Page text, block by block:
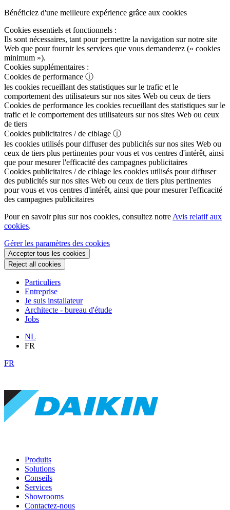
Bénéficiez d'une meilleure expérience grâce aux cookies
Cookies essentiels et fonctionnels :
Ils sont nécessaires, tant pour permettre la navigation sur notre site
Web que pour fournir les services que vous demanderez (« cookies
minimum »).
Cookies supplémentaires :
Cookies de performance ⓘ
les cookies recueillant des statistiques sur le trafic et le
comportement des utilisateurs sur nos sites Web ou ceux de tiers
Cookies de performance les cookies recueillant des statistiques sur le
trafic et le comportement des utilisateurs sur nos sites Web ou ceux
de tiers
Cookies publicitaires / de ciblage ⓘ
les cookies utilisés pour diffuser des publicités sur nos sites Web ou
ceux de tiers plus pertinentes pour vous et vos centres d'intérêt, ainsi
que pour mesurer l'efficacité des campagnes publicitaires
Cookies publicitaires / de ciblage les cookies utilisés pour diffuser
des publicités sur nos sites Web ou ceux de tiers plus pertinentes
pour vous et vos centres d'intérêt, ainsi que pour mesurer l'efficacité
des campagnes publicitaires
Pour en savoir plus sur nos cookies, consultez notre Avis relatif aux
cookies.
Gérer les paramètres des cookies
Accepter tous les cookies
Reject all cookies
Particuliers
Entreprise
Je suis installateur
Architecte - bureau d'étude
Jobs
NL
FR
FR
Produits
Solutions
Conseils
Services
Showrooms
Contactez-nous